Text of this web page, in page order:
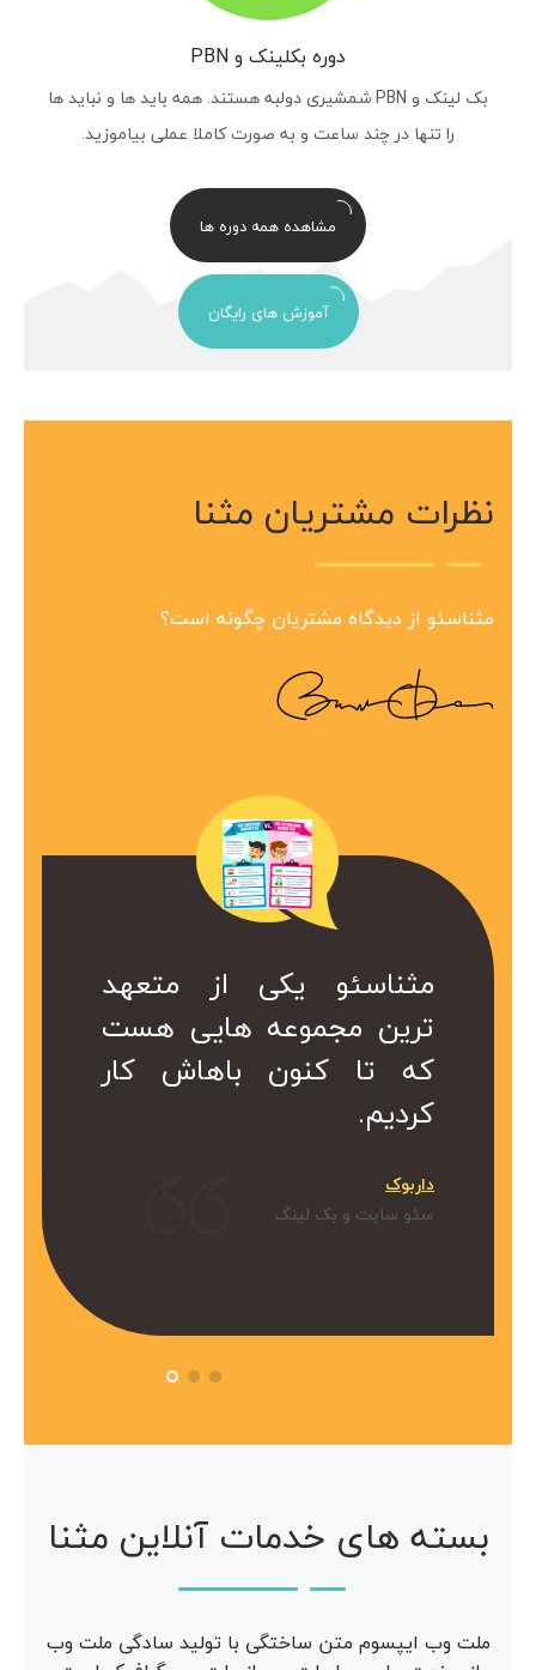
دوره بکلینک و PBN
بک لینک و PBN شمشیری دولبه هستند. همه باید ها و نباید ها
را تنها در چند ساعت و به صورت کاملا عملی بیاموزید.
مشاهده همه دوره ها
آموزش های رایگان
نظرات مشتریان مثنا
مثناسئو از دیدگاه مشتریان چگونه است؟
مثناسئو یک
برای ما
هست که
مثناسئو یکی از متعهد
ترین مجموعه هایی هست
که تا کنون باهاش کار
کردیم.
داربوک
سئو سایت و بک لینک
مجموعه در
هست.
کمتر از یک
ارزشمند
کا سال ها
از خدمات
استفاده
از متعهد
هایی هست
باهاش کار
بسته های خدمات آنلاین مثنا
ملت وب ایپسوم متن ساختگی با تولید سادگی ملت وب